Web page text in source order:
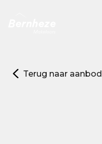
Terug naar aanbod